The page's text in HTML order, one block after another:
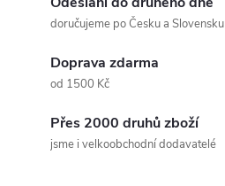
doručujeme po Česku a Slovensku
Doprava zdarma
od 1500 Kč
Přes 2000 druhů zboží
jsme i velkoobchodní dodavatelé